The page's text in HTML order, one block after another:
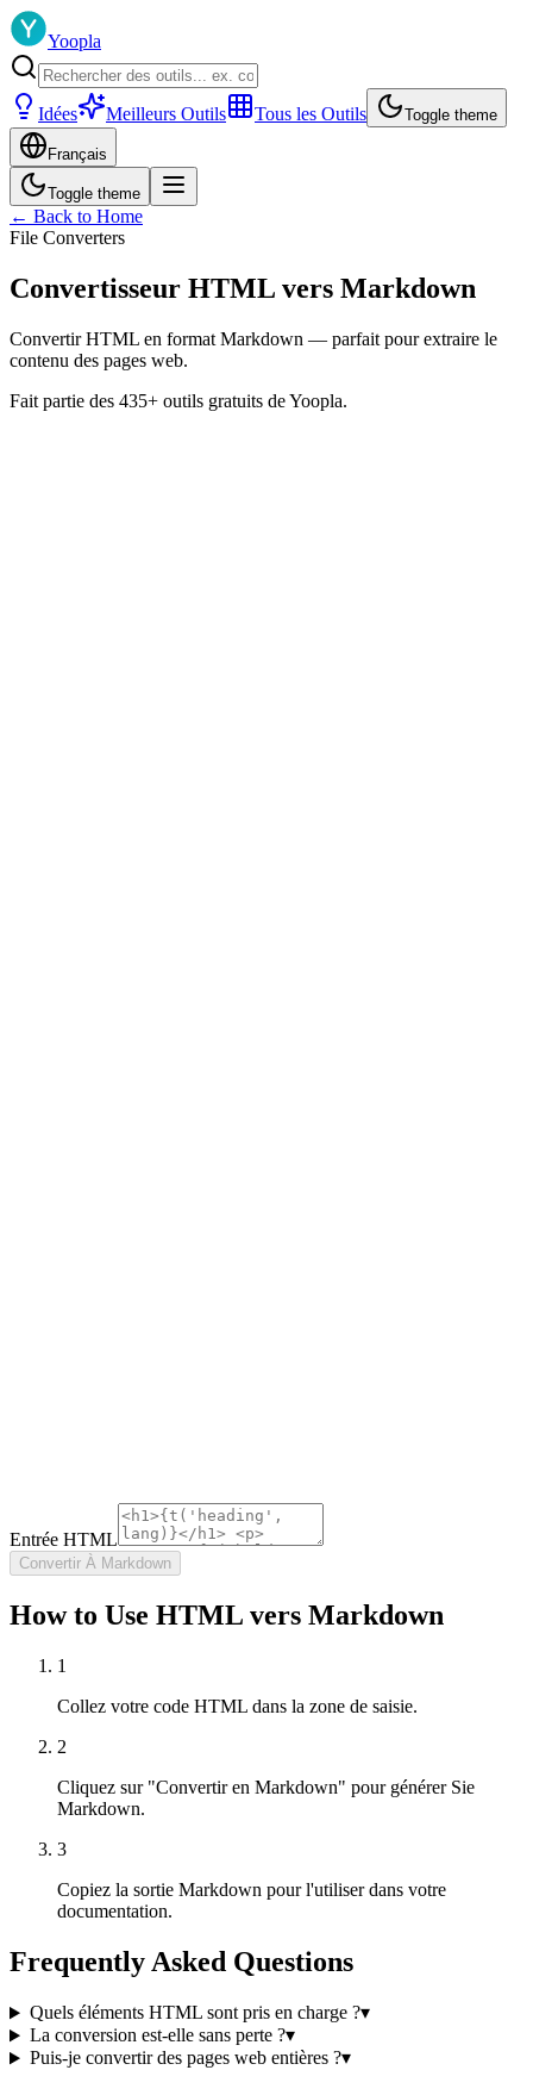
Yoopla
Idées Meilleurs Outils Tous les Outils Toggle theme
Français
Toggle theme
← Back to Home
File Converters
Convertisseur HTML vers Markdown
Convertir HTML en format Markdown — parfait pour extraire le
contenu des pages web.
Fait partie des 435+ outils gratuits de Yoopla.
Entrée HTML
Convertir À Markdown
How to Use HTML vers Markdown
1
Collez votre code HTML dans la zone de saisie.
2
Cliquez sur "Convertir en Markdown" pour générer Sie
Markdown.
3
Copiez la sortie Markdown pour l'utiliser dans votre
documentation.
Frequently Asked Questions
Quels éléments HTML sont pris en charge ?▾
La conversion est-elle sans perte ?▾
Puis-je convertir des pages web entières ?▾